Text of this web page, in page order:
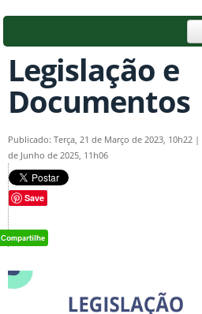
Legislação e
Documentos
Publicado: Terça, 21 de Março de 2023, 10h22 |
de Junho de 2025, 11h06
Save